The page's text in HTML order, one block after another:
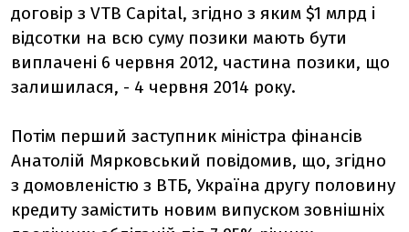
договір з VTB Capital, згідно з яким $1 млрд і
відсотки на всю суму позики мають бути
виплачені 6 червня 2012, частина позики, що
залишилася, - 4 червня 2014 року.
Потім перший заступник міністра фінансів
Анатолій Мярковський повідомив, що, згідно
з домовленістю з ВТБ, Україна другу половину
кредиту замістить новим випуском зовнішніх